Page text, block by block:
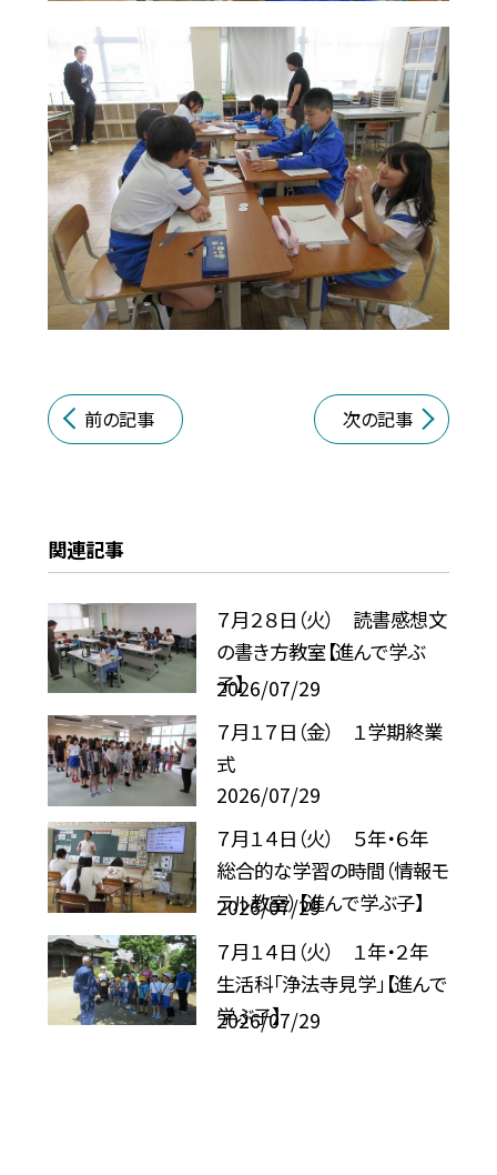
前の記事 次の記事
関連記事
７月２８日（火） 読書感想文
の書き方教室【進んで学ぶ
子】
2026/07/29
７月１７日（金） １学期終業
式
2026/07/29
７月１４日（火） ５年・６年
総合的な学習の時間（情報モ
ラル教室）【進んで学ぶ子】
2026/07/29
７月１４日（火） １年・２年
生活科「浄法寺見学」【進んで
学ぶ子】
2026/07/29